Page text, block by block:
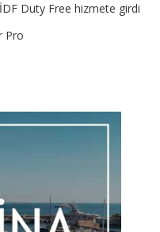
Duty Free hizmete girdi
Pro